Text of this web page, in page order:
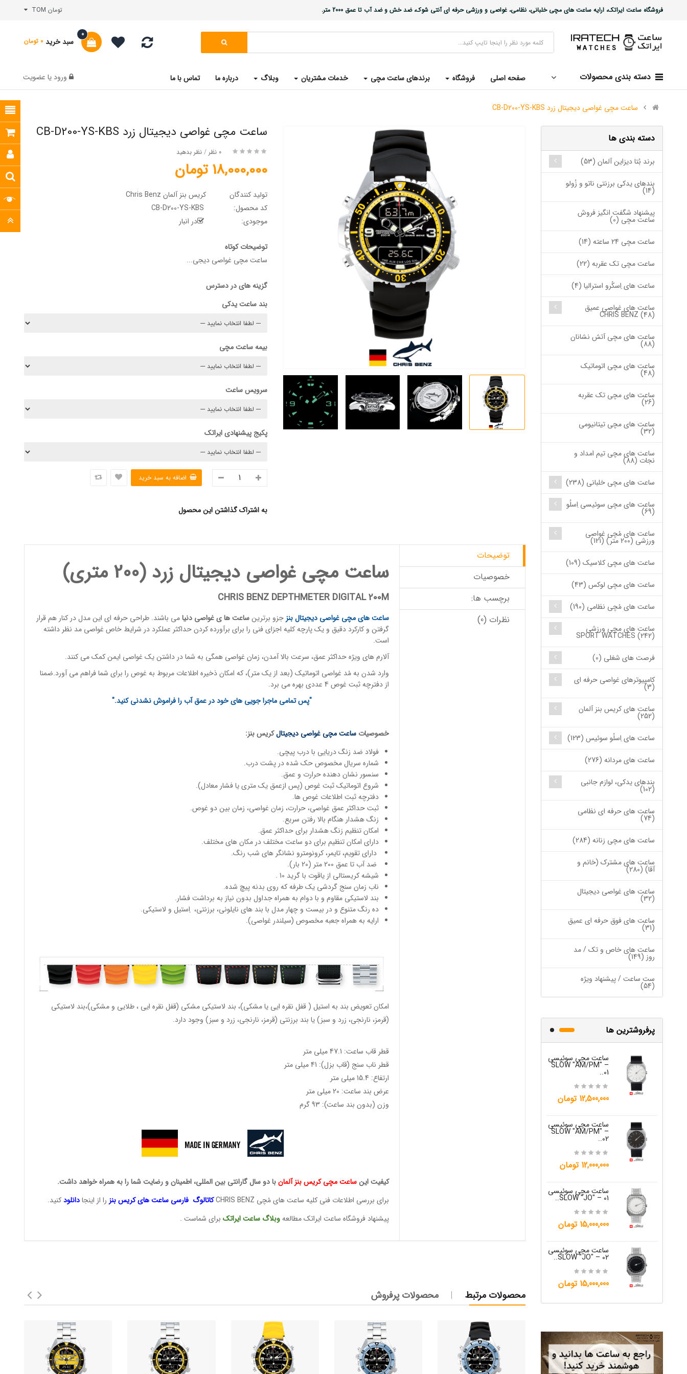
فروشگاه ساعت ایراتک، ارایه ساعت های مچی خلبانی، نظامی، غواصی و ورزشی حرفه ای آنتی شوک، ضد خش و ضد آب تا عمق 2000 متر. تومان TOM
سبد خرید
0
0 تومان
دسته بندی محصولات صفحه اصلی فروشگاه برندهای ساعت مچی خدمات مشتریان وبلاگ درباره ما تماس با ما ورود یا عضویت
ساعت مچی غواصی دیجیتال زرد CB-D200-YS-KBS
دسته بندی ها
برند بُتا دیزاین آلمان (53)
بندهای یدکی برزنتی ناتو و زُولو
(14)
پیشنهاد شگفت انگیز فروش
ساعت مچی (0)
ساعت مچی 24 ساعته (14)
ساعت مچی تک عقربه (22)
ساعت های اِسکُرو استرالیا (4)
ساعت های غواصی عمیق
CHRIS BENZ (48)
ساعت های مچی آتش نشانان
(88)
ساعت های مچی اتوماتیک
(48)
ساعت های مچی تک عقربه
(26)
ساعت های مچی تیتانیومی
(32)
ساعت های مچی تیم امداد و
نجات (88)
ساعت های مچی خلبانی (238)
ساعت های مچی سوئیسی اِسلُو
(69)
ساعت های مُچی غواصی
ورزشی (200 متر) (121)
ساعت های مچی کلاسیک (109)
ساعت های مچی لوکس (43)
ساعت های مُچی نظامی (190)
ساعت های مچی ورزشی
SPORT WATCHES (242)
فرصت های شغلی (0)
کامپیوترهای غواصی حرفه ای
(3)
ساعت های کریس بنز آلمان
(252)
ساعت های اِسلُو سوئیس (123)
ساعت های مردانه (276)
بندهای یدکی، لوازم جانبی
(102)
ساعت های حرفه ای نظامی
(74)
ساعت های مچی زنانه (284)
ساعت های مشترک (خانم و
آقا) (280)
ساعت های غواصی دیجیتال
(32)
ساعت های فوق حرفه ای عمیق
(31)
ساعت های خاص و تک / مد
روز (149)
ست ساعت / پیشنهاد ویژه
(54)
پرفروشترین ها
ساعت مچی سوئیسی
SLOW "AM/PM" –
01..
12,500,000 تومان
ساعت مچی سوئیسی
SLOW "AM/PM" –
02..
12,000,000 تومان
ساعت مچی سوئیسی
SLOW "JO" – 01..
15,000,000 تومان
ساعت مچی سوئیسی
SLOW "JO" – 02..
15,000,000 تومان
SLOW "JO" – 06..
ساعت مچی غواصی دیجیتال زرد CB-D200-YS-KBS
0 نظر /نظر بدهید
18,000,000 تومان
تولید کنندگان
کریس بنز آلمان Chris Benz
کد محصول:
موجودی:
در انبار
توضیحات کوتاه
ساعت مچی غواصی دیجی...
گزینه های در دسترس
بند ساعت یدکی
بیمه ساعت مچی
سرویس ساعت
پکیج پیشنهادی ایراتک
به اشتراک گذاشتن این محصول
توضیحات
خصوصیات
برچسب ها:
نظرات (0)
ساعت مچی غواصی دیجیتال زرد (200 متری)
CHRIS BENZ DEPTHMETER DIGITAL 200M
ساعت های مچی غواصی دیجیتال بنز جزو برترینساعت ها ی غواصی دنیا می باشند. طراحی حرفه ای این مدل در کنار هم قرار
گرفتن و کارکرد دقیق و یک پارچه کلیه اجزای فنی را برای برآورده کردن حداکثر عملکرد در شرایط خاص غواصی مد نظر داشته
است.
آلارم های ویژه حداکثر عمق، سرعت بالا آمدن، زمان غواصی همگی به شما در داشتن یک غواصی ایمن کمک می کنند.
وارد شدن به مُد غواصی اتوماتیک (بعد از یک متر)، که امکان ذخیره اطلاعات مربوط به غوص را برای شما فراهم می آورد.ضمنا
از دفترچه ثبت غوص 4 عددی بهره می برد.
"پس تمامی ماجرا جویی های خود در عمق آب را فراموش نشدنی کنید."
خصوصیات ساعت مچی غواصی دیجیتالکریس بنز:
فولاد ضد زنگ دریایی با درب پیچی.
شماره سریال مخصوص حک شده در پشت درب.
سنسور نشان دهنده حرارت و عمق.
شروع اتوماتیک ثبت غوص (پس ازعمق یک متری یا فشار معادل).
دفترچه ثبت اطلاعات غوص ها.
ثبت حداکثر عمق غواصی، حرارت، زمان غواصی، زمان بین دو غوص.
زنگ هشدار هنگام بالا رفتن سریع.
امکان تنظیم زنگ هشدار برای حداکثر عمق.
دارای امکان تنظیم برای دو ساعت مختلف در مکان های مختلف.
دارای تقویم، تایمر، کرونومترو نشانگر های شب رنگ.
ضد آب تا عمق 200 متر (20 بار).
شیشه کریستالی از یاقوت با گرید 10 .
ناب زمان سنج گردشی یک طرفه که روی بدنه پیچ شده.
بند لاستیکی مقاوم و با دوام به همراه جداول بدون نیاز به برداشت فشار.
ده رنگ متنوع و در بیست و چهار مدل با بند های نایلونی، برزنتی، اِستیل و لاستیکی.
ارایه به همراه جعبه مخصوص (سیلندر غواصی).
امکان تعویض بند به استیل ( قفل نقره ایی یا مشکی)، بند لاستیکی مشکی (قفل نقره ایی ، طلایی و مشکی)،بند لاستیکی
(قرمز، نارنجی، زرد و سبز) یا بند برزنتی (قرمز، نارنجی، زرد و سبز) وجود دارد.
قطر قاب ساعت: 47.1 میلی متر
قطر ناب سنج (قاب بزل): 41 میلی متر
ارتفاع: 15.4 میلی متر
عرض بند ساعت: 20 میلی متر
وزن (بدون بند ساعت): 93 گرم
کیفیت این ساعت مچی کریس بنز آلمانبا دو سال گارانتی بین المللی، اطمینان و رضایت شما را به همراه خواهد داشت.
برای بررسی اطلاعات فنی کلیه ساعت های مُچی CHRIS BENZ
کاتالوگ فارسی ساعت هایکریس بنزرا از اینجا دانلودکنید.
پیشنهاد فروشگاه ساعت ایراتک مطالعه وبلاگ ساعت ایراتکبرای شماست .
محصولات مرتبط محصولات پرفروش